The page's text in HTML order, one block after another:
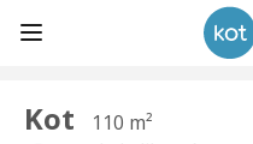
Kot
110 m²